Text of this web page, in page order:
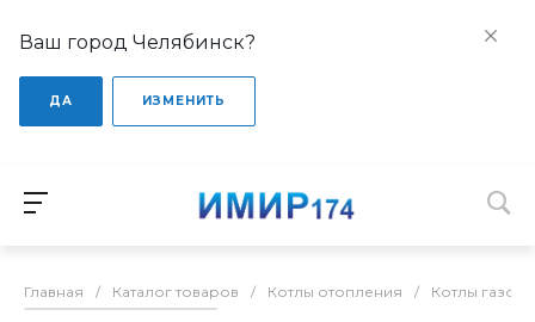
Ваш город Челябинск?
ДА ИЗМЕНИТЬ
Главная / Каталог товаров / Котлы отопления / Котлы